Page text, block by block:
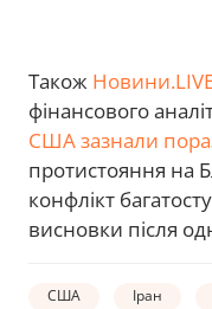
Також
фінансового
США зазнали
протистояння на
конфлікт
висновки після
США Іран